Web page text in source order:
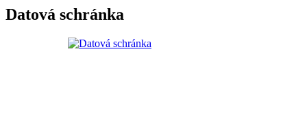
Datová schránka